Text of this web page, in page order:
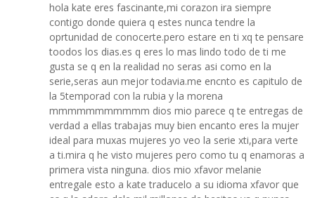
hola kate eres fascinante,mi corazon ira siempre
contigo donde quiera q estes nunca tendre la
oprtunidad de conocerte.pero estare en ti xq te pensare
toodos los dias.es q eres lo mas lindo todo de ti me
gusta se q en la realidad no seras asi como en la
serie,seras aun mejor todavia.me encnto es capitulo de
la 5temporad con la rubia y la morena
mmmmmmmmmmm dios mio parece q te entregas de
verdad a ellas trabajas muy bien encanto eres la mujer
ideal para muxas mujeres yo veo la serie xti,para verte
a ti.mira q he visto mujeres pero como tu q enamoras a
primera vista ninguna. dios mio xfavor melanie
entregale esto a kate traducelo a su idioma xfavor que